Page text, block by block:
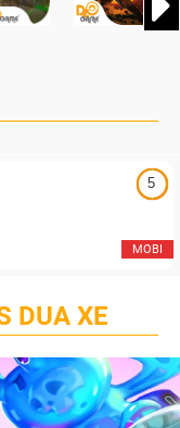
5
MOBI
DUA XE